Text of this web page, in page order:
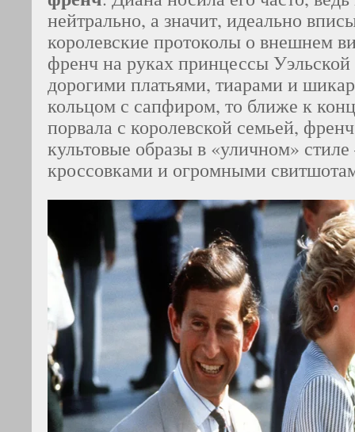
нейтрально, а значит, идеально
королевские протоколы о внешнем
френч на руках принцессы
дорогими платьями, тиарами и
кольцом с сапфиром, то ближе к
порвала с королевской семьей,
культовые образы в «уличном»
кроссовками и огромными